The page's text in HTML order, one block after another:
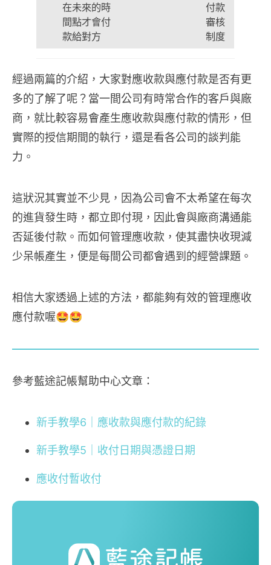
在未來的時
間點才會付
款給對方
付款
審核
制度
經過兩篇的介紹，大家對應收款與應付款是否有更
多的了解了呢？當一間公司有時常合作的客戶與廠
商，就比較容易會產生應收款與應付款的情形，但
實際的授信期間的執行，還是看各公司的談判能
力。
這狀況其實並不少見，因為公司會不太希望在每次
的進貨發生時，都立即付現，因此會與廠商溝通能
否延後付款。而如何管理應收款，使其盡快收現減
少呆帳產生，便是每間公司都會遇到的經營課題。
相信大家透過上述的方法，都能夠有效的管理應收
應付款喔🤩🤩
參考藍途記帳幫助中心文章：
新手教學6｜應收款與應付款的紀錄
新手教學5｜收付日期與憑證日期
應收付暫收付